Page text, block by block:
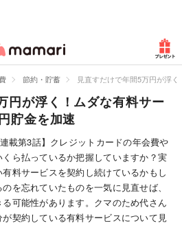
リ
節約・貯蓄 見直すだけで年間5万円が浮
円が浮く！ムダな有料サー
貯金を加速
載第3話】クレジットカードの年会費や
ら払っているか把握していますか？実
料サービスを契約し続けているかもし
を忘れていたものを一気に見直せば、
可能性があります。クマのため代さん
契約している有料サービスについて見